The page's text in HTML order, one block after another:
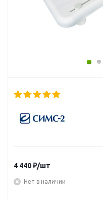
4 440₽/шт
Нет в наличии